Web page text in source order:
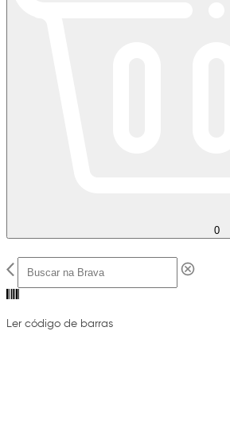
0
Ler código de barras